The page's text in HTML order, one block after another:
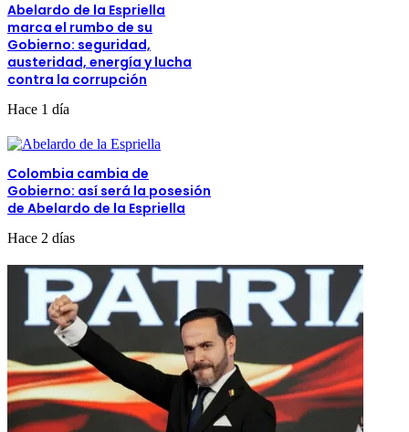
Abelardo de la Espriella
marca el rumbo de su
Gobierno: seguridad,
austeridad, energía y lucha
contra la corrupción
Hace 1 día
Colombia cambia de
Gobierno: así será la posesión
de Abelardo de la Espriella
Hace 2 días